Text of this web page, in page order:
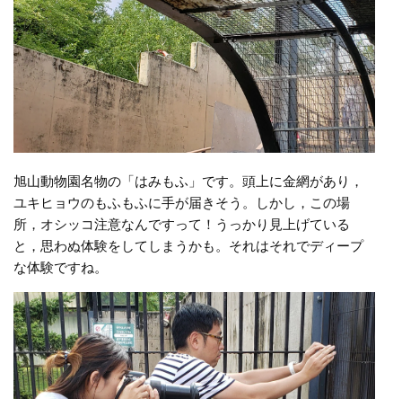
旭山動物園名物の「はみもふ」です。頭上に金網があり，
ユキヒョウのもふもふに手が届きそう。しかし，この場
所，オシッコ注意なんですって！うっかり見上げている
と，思わぬ体験をしてしまうかも。それはそれでディープ
な体験ですね。